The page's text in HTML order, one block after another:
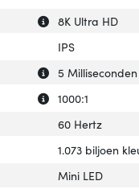
Uitleg over 'HD
Verberg uitleg
8K Ultra HD
IPS
Uitleg over
Verberg uitleg
5 Milliseconden
Uitleg over
Verberg uitleg
1000:1
60 Hertz
1.073 biljoen
Mini LED